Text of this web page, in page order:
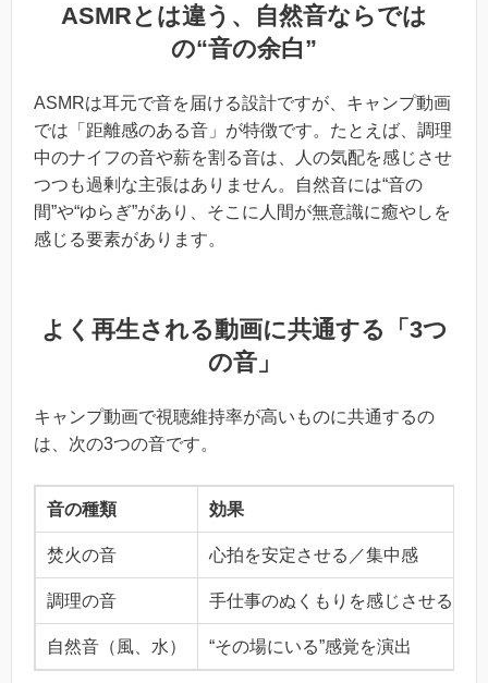
ASMRとは違う、自然音ならでは
の“音の余白”
ASMRは耳元で音を届ける設計ですが、キャンプ動画
では「距離感のある音」が特徴です。たとえば、調理
中のナイフの音や薪を割る音は、人の気配を感じさせ
つつも過剰な主張はありません。自然音には“音の
間”や“ゆらぎ”があり、そこに人間が無意識に癒やしを
感じる要素があります。
よく再生される動画に共通する「3つ
の音」
キャンプ動画で視聴維持率が高いものに共通するの
は、次の3つの音です。
音の種類 効果
焚火の音 心拍を安定させる／集中感
調理の音 手仕事のぬくもりを感じさせる
自然音（風、水） “その場にいる”感覚を演出